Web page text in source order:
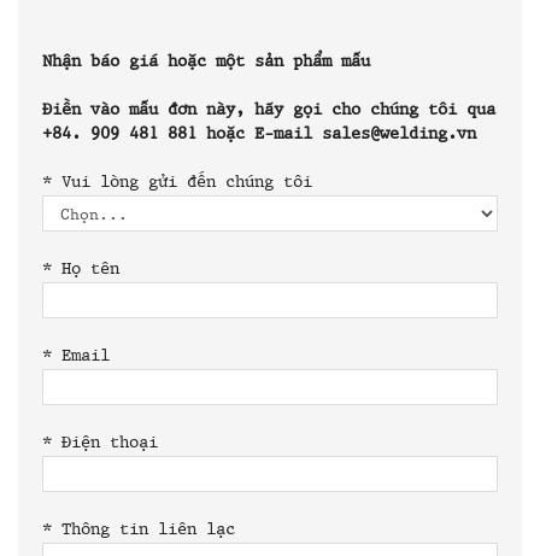
Nhận báo giá hoặc một sản phẩm mẫu
Điền vào mẫu đơn này, hãy gọi cho chúng tôi qua
+84. 909 481 881 hoặc E-mail sales@welding.vn
* Vui lòng gửi đến chúng tôi
* Họ tên
* Email
* Điện thoại
* Thông tin liên lạc